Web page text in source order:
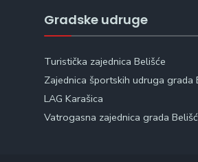
Gradske udruge
Turistička zajednica Belišće
Zajednica športskih udruga grada
LAG Karašica
Vatrogasna zajednica grada